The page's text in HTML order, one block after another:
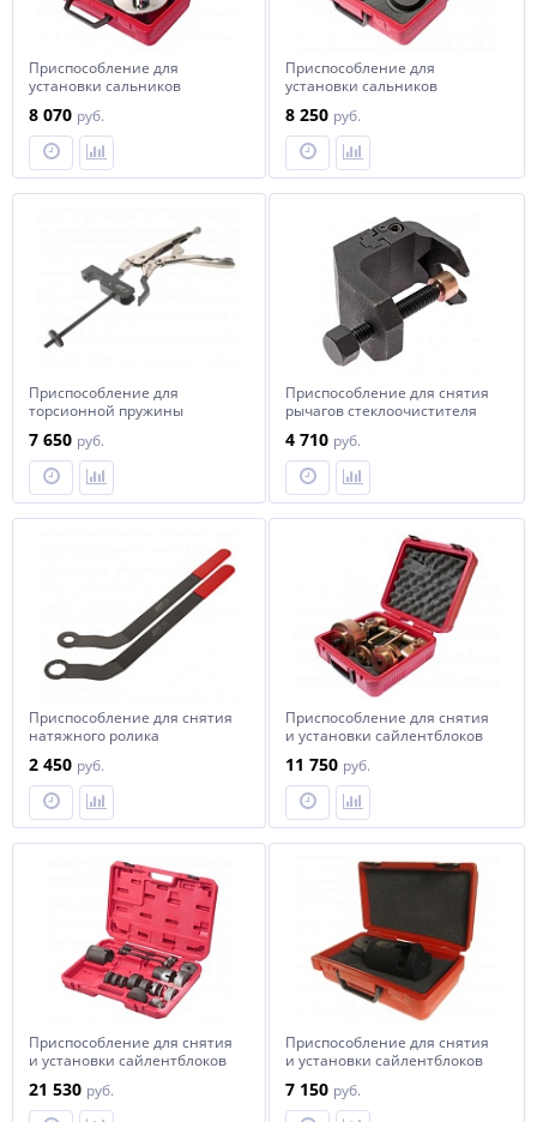
Приспособление для
установки сальников
8 070 руб.
Приспособление для
установки сальников
JTC
8 250 руб.
Приспособление для
торсионной пружины
(BMW N42,N46) JTC
7 650 руб.
Приспособление для снятия
рычагов стеклоочистителя
4 710 руб.
Приспособление для снятия
натяжного ролика
COOPER N12,N14,N16,N18)
JTC
2 450 руб.
Приспособление для снятия
и установки сайлентблоков
W140,220) JTC
11 750 руб.
Приспособление для снятия
и установки сайлентблоков
JTC
21 530 руб.
Приспособление для снятия
и установки сайлентблоков
7 150 руб.